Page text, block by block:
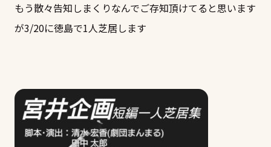
もう散々告知しまくりなんでご存知頂けてると思います
が3/20に徳島で1人芝居します